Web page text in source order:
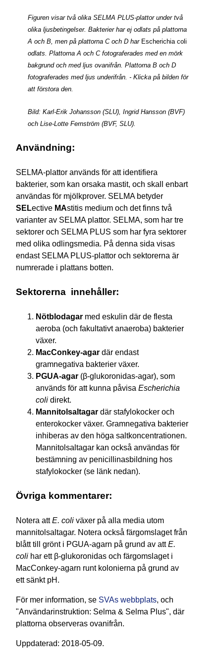
Figuren visar två olika SELMA PLUS-plattor under två
olika ljusbetingelser. Bakterier har ej odlats på plattorna
A och B, men på plattorna C och D har Escherichia coli
odlats. Plattorna A och C fotograferades med en mörk
bakgrund och med ljus ovanifrån. Plattorna B och D
fotograferades med ljus underifrån. - Klicka på bilden för
att förstora den.
Bild: Karl-Erik Johansson (SLU), Ingrid Hansson (BVF)
och Lise-Lotte Fernström (BVF, SLU).
Användning:
SELMA-plattor används för att identifiera
bakterier, som kan orsaka mastit, och skall enbart
användas för mjölkprover. SELMA betyder
SELective MAstitis medium och det finns två
varianter av SELMA plattor. SELMA, som har tre
sektorer och SELMA PLUS som har fyra sektorer
med olika odlingsmedia. På denna sida visas
endast SELMA PLUS-plattor och sektorerna är
numrerade i plattans botten.
Sektorerna innehåller:
Nötblodagar med eskulin där de flesta
aeroba (och fakultativt anaeroba) bakterier
växer.
MacConkey-agar där endast
gramnegativa bakterier växer.
PGUA-agar (β-glukoronidas-agar), som
används för att kunna påvisa Escherichia
coli direkt.
Mannitolsaltagar där stafylokocker och
enterokocker växer. Gramnegativa bakterier
inhiberas av den höga saltkoncentrationen.
Mannitolsaltagar kan också användas för
bestämning av penicillinasbildning hos
stafylokocker (se länk nedan).
Övriga kommentarer:
Notera attE. coli växer på alla media utom
mannitolsaltagar. Notera också färgomslaget från
blått till grönt i PGUA-agarn på grund av attE.
coli har ett β-glukoronidas och färgomslaget i
MacConkey-agarn runt kolonierna på grund av
ett sänkt pH.
För mer information, se SVAs webbplats, och
"Användarinstruktion: Selma & Selma Plus", där
plattorna observeras ovanifrån.
Upp­da­te­rad: 2018-05-09.